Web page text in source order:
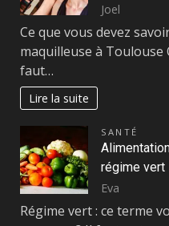
Joel
Ce que vous devez
maquilleuse à Toulouse
faut…
Lire la suite
SANTÉ
régime vert
Eva
Régime vert : ce terme